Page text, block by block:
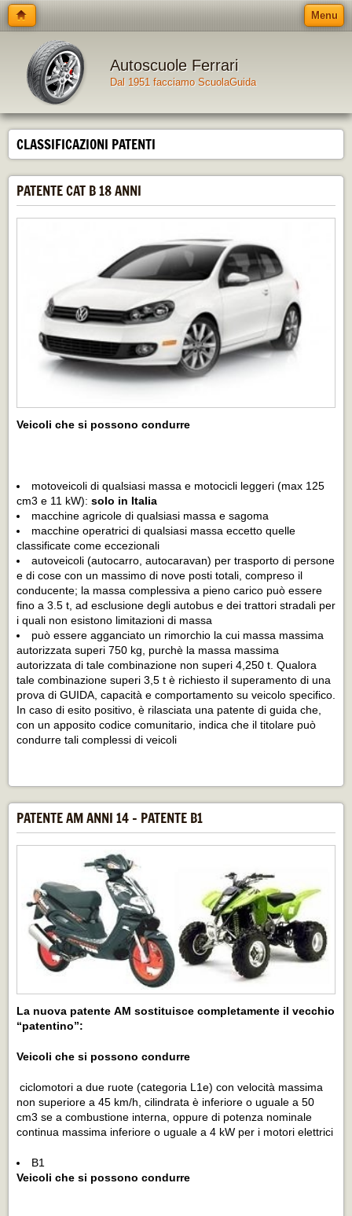
Menu
Autoscuole Ferrari
Dal 1951 facciamo ScuolaGuida
CLASSIFICAZIONI PATENTI
PATENTE CAT B 18 ANNI
Veicoli che si possono condurre
motoveicoli di qualsiasi massa e motocicli leggeri (max 125
cm3 e 11 kW): solo in Italia
macchine agricole di qualsiasi massa e sagoma
macchine operatrici di qualsiasi massa eccetto quelle
classificate come eccezionali
autoveicoli (autocarro, autocaravan) per trasporto di persone
e di cose con un massimo di nove posti totali, compreso il
conducente; la massa complessiva a pieno carico può essere
fino a 3.5 t, ad esclusione degli autobus e dei trattori stradali per
i quali non esistono limitazioni di massa
può essere agganciato un rimorchio la cui massa massima
autorizzata superi 750 kg, purchè la massa massima
autorizzata di tale combinazione non superi 4,250 t. Qualora
tale combinazione superi 3,5 t è richiesto il superamento di una
prova di GUIDA, capacità e comportamento su veicolo specifico.
In caso di esito positivo, è rilasciata una patente di guida che,
con un apposito codice comunitario, indica che il titolare può
condurre tali complessi di veicoli
PATENTE AM ANNI 14 - PATENTE B1
La nuova patente AM sostituisce completamente il vecchio
“patentino”:
Veicoli che si possono condurre
ciclomotori a due ruote (categoria L1e) con velocità massima
non superiore a 45 km/h, cilindrata è inferiore o uguale a 50
cm3 se a combustione interna, oppure di potenza nominale
continua massima inferiore o uguale a 4 kW per i motori elettrici
B1
Veicoli che si possono condurre